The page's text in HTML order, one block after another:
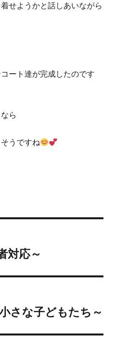
せようかと話しあいながら
ート達が完成したのです
ら
うですね
対応～
さな子どもたち～